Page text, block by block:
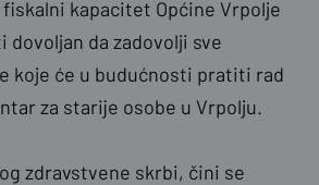
kapacitet Općine Vrpolje
da zadovolji sve
koje će u budućnosti pratiti rad
za starije osobe u Vrpolju.
zdravstvene skrbi, čini se